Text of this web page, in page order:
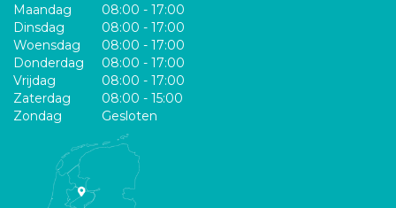
Maandag
08:00 - 17:00
Dinsdag
08:00 - 17:00
Woensdag
08:00 - 17:00
Donderdag
08:00 - 17:00
Vrijdag
08:00 - 17:00
Zaterdag
08:00 - 15:00
Zondag
Gesloten